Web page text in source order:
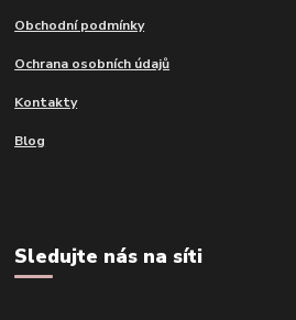
Obchodní podmínky
Ochrana osobních údajů
Kontakty
Blog
Sledujte nás na síti